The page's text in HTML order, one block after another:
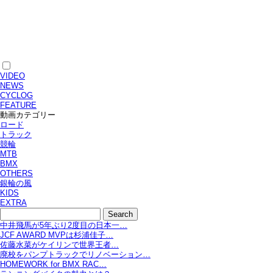
VIDEO
NEWS
CYCLOG
FEATURE
動画カテゴリー
ロード
トラック
競輪
MTB
BMX
OTHERS
銀輪の風
KIDS
EXTRA
中井飛馬が5年ぶり2度目の日本一…
JCF AWARD MVPは杉浦佳子…
佐藤水菜がケイリンで世界王者…
廃校をパンプトラックでリノベーション…
HOMEWORK for BMX RAC…